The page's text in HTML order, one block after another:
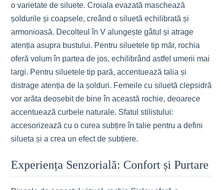
o varietate de siluete. Croiala evazată maschează
șoldurile și coapsele, creând o siluetă echilibrată și
armonioasă. Decolteul în V alungește gâtul și atrage
atenția asupra bustului. Pentru siluetele tip măr, rochia
oferă volum în partea de jos, echilibrând astfel umerii mai
largi. Pentru siluetele tip pară, accentuează talia și
distrage atenția de la șolduri. Femeile cu siluetă clepsidră
vor arăta deosebit de bine în această rochie, deoarece
accentuează curbele naturale. Sfatul stilistului:
accesorizează cu o curea subțire în talie pentru a defini
silueta și a crea un efect de subțiere.
Experiența Senzorială: Confort și Purtare